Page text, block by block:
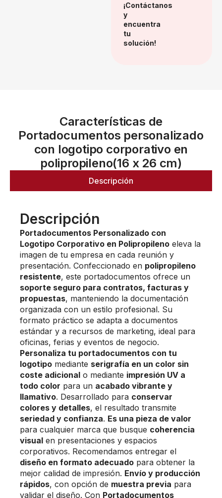
¡Contáctanos
y
encuentra
tu
solución!
Características de
Portadocumentos personalizado
con logotipo corporativo en
polipropileno(16 x 26 cm)
Descripción
Descripción
Portadocumentos Personalizado con
Logotipo Corporativo en Polipropileno eleva la
imagen de tu empresa en cada reunión y
presentación. Confeccionado en polipropileno
resistente, este portadocumentos ofrece un
soporte seguro para contratos, facturas y
propuestas, manteniendo la documentación
organizada con un estilo profesional. Su
formato práctico se adapta a documentos
estándar y a recursos de marketing, ideal para
oficinas, ferias y eventos de negocio.
Personaliza tu portadocumentos con tu
logotipo mediante serigrafía en un color sin
coste adicional o mediante impresión UV a
todo color para un acabado vibrante y
llamativo. Desarrollado para conservar
colores y detalles, el resultado transmite
seriedad y confianza. Es una pieza de valor
para cualquier marca que busque coherencia
visual en presentaciones y espacios
corporativos. Recomendamos entregar el
diseño en formato adecuado para obtener la
mejor calidad de impresión. Envío y producción
rápidos, con opción de muestra previa para
validar el diseño. Con Portadocumentos